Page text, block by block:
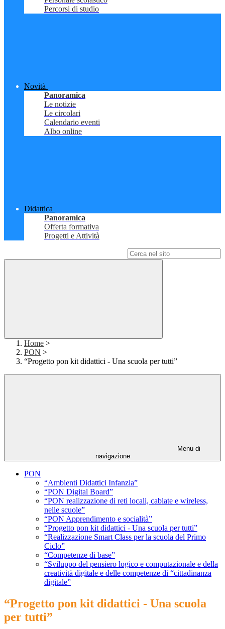
Percorsi di studio
Novità
Panoramica
Le notizie
Le circolari
Calendario eventi
Albo online
Didattica
Panoramica
Offerta formativa
Progetti e Attività
Home >
PON >
“Progetto pon kit didattici - Una scuola per tutti”
Menu di
navigazione
PON
“Ambienti Didattici Infanzia”
“PON Digital Board”
“PON realizzazione di reti locali, cablate e wireless,
nelle scuole”
“PON Apprendimento e socialità”
“Progetto pon kit didattici - Una scuola per tutti”
“Realizzazione Smart Class per la scuola del Primo
Ciclo”
“Competenze di base”
“Sviluppo del pensiero logico e computazionale e della
creatività digitale e delle competenze di “cittadinanza
digitale”
“Progetto pon kit didattici - Una scuola
per tutti”